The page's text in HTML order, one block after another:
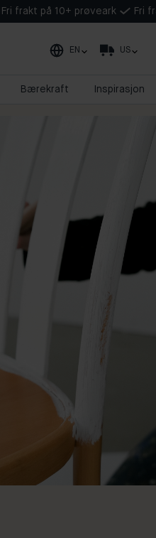
Fri frakt på 10+ prøveark Fri
EN US
Bærekraft Inspirasjon